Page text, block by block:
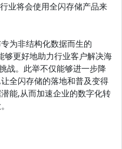
业将会使用全闪存储产品来
为非结构化数据而生的
够更好地助力行业客户解决海
战。此举不仅能够进一步降
全闪存储的落地和普及变得
能,从而加速企业的数字化转